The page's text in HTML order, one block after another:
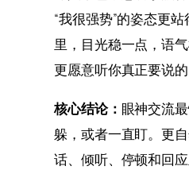
“我很强势”的姿态更
里，目光稳一点，语
更愿意听你真正要说的
核心结论： 眼神交流
躲，或者一直盯。更
话、倾听、停顿和回